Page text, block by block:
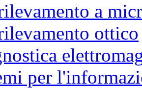
a
ottico
per